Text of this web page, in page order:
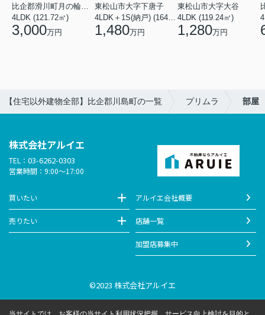
4LDK (121.72㎡)
3,000万円
東松山市大字下唐子
1,480万円
東松山市大字大谷
4LDK (119.24㎡)
1,280万円
【住宅以外建物全部】比企郡川島町の一覧 プリムラ 部屋
株式会社アルイエ
TEL： 03-6262-0303
営業時間：9:00～17:00
買いたい
売りたい
アルイエ会社概要
店舗一覧
加盟店募集中
©2023 株式会社アルイエ